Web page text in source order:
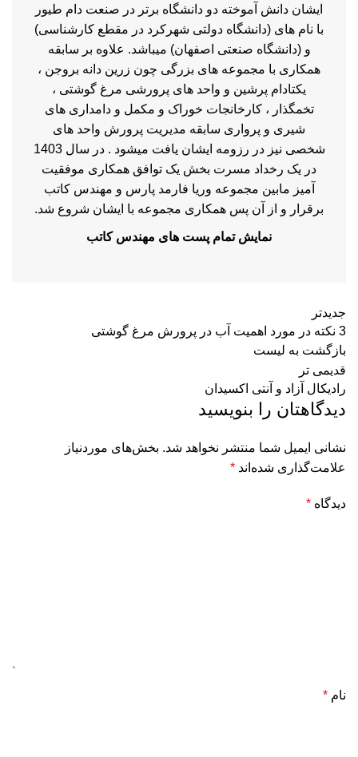
ایشان دانش آموخته دو دانشگاه برتر در صنعت دام طیور
با نام های (دانشگاه دولتی شهرکرد در مقطع کارشناسی)
و (دانشگاه صنعتی اصفهان) میباشد. علاوه بر سابقه
همکاری با مجموعه های بزرگی چون زرین دانه بروجن ،
یکتادام پرشین و واحد های پرورشی مرغ گوشتی ،
تخمگذار ، کارخانجات خوراک و مکمل و دامداری های
شیری و پرواری سابقه مدیریت پرورش واحد های
شخصی نیز در رزومه ایشان یافت میشود . در سال 1403
در یک رخداد مسرت بخش یک توافق همکاری موفقیت
آمیز مابین مجموعه وریا فارمد پارس و مهندس کاتب
برقرار و از آن پس همکاری مجموعه با ایشان شروع شد.
نمایش تمام پست های مهندس کاتب
جدیدتر
3 نکته در مورد اهمیت آب در پرورش مرغ گوشتی
بازگشت به لیست
قدیمی تر
رادیکال آزاد و آنتی اکسیدان
دیدگاهتان را بنویسید
نشانی ایمیل شما منتشر نخواهد شد. بخش‌های موردنیاز
علامت‌گذاری شده‌اند *
دیدگاه *
نام *